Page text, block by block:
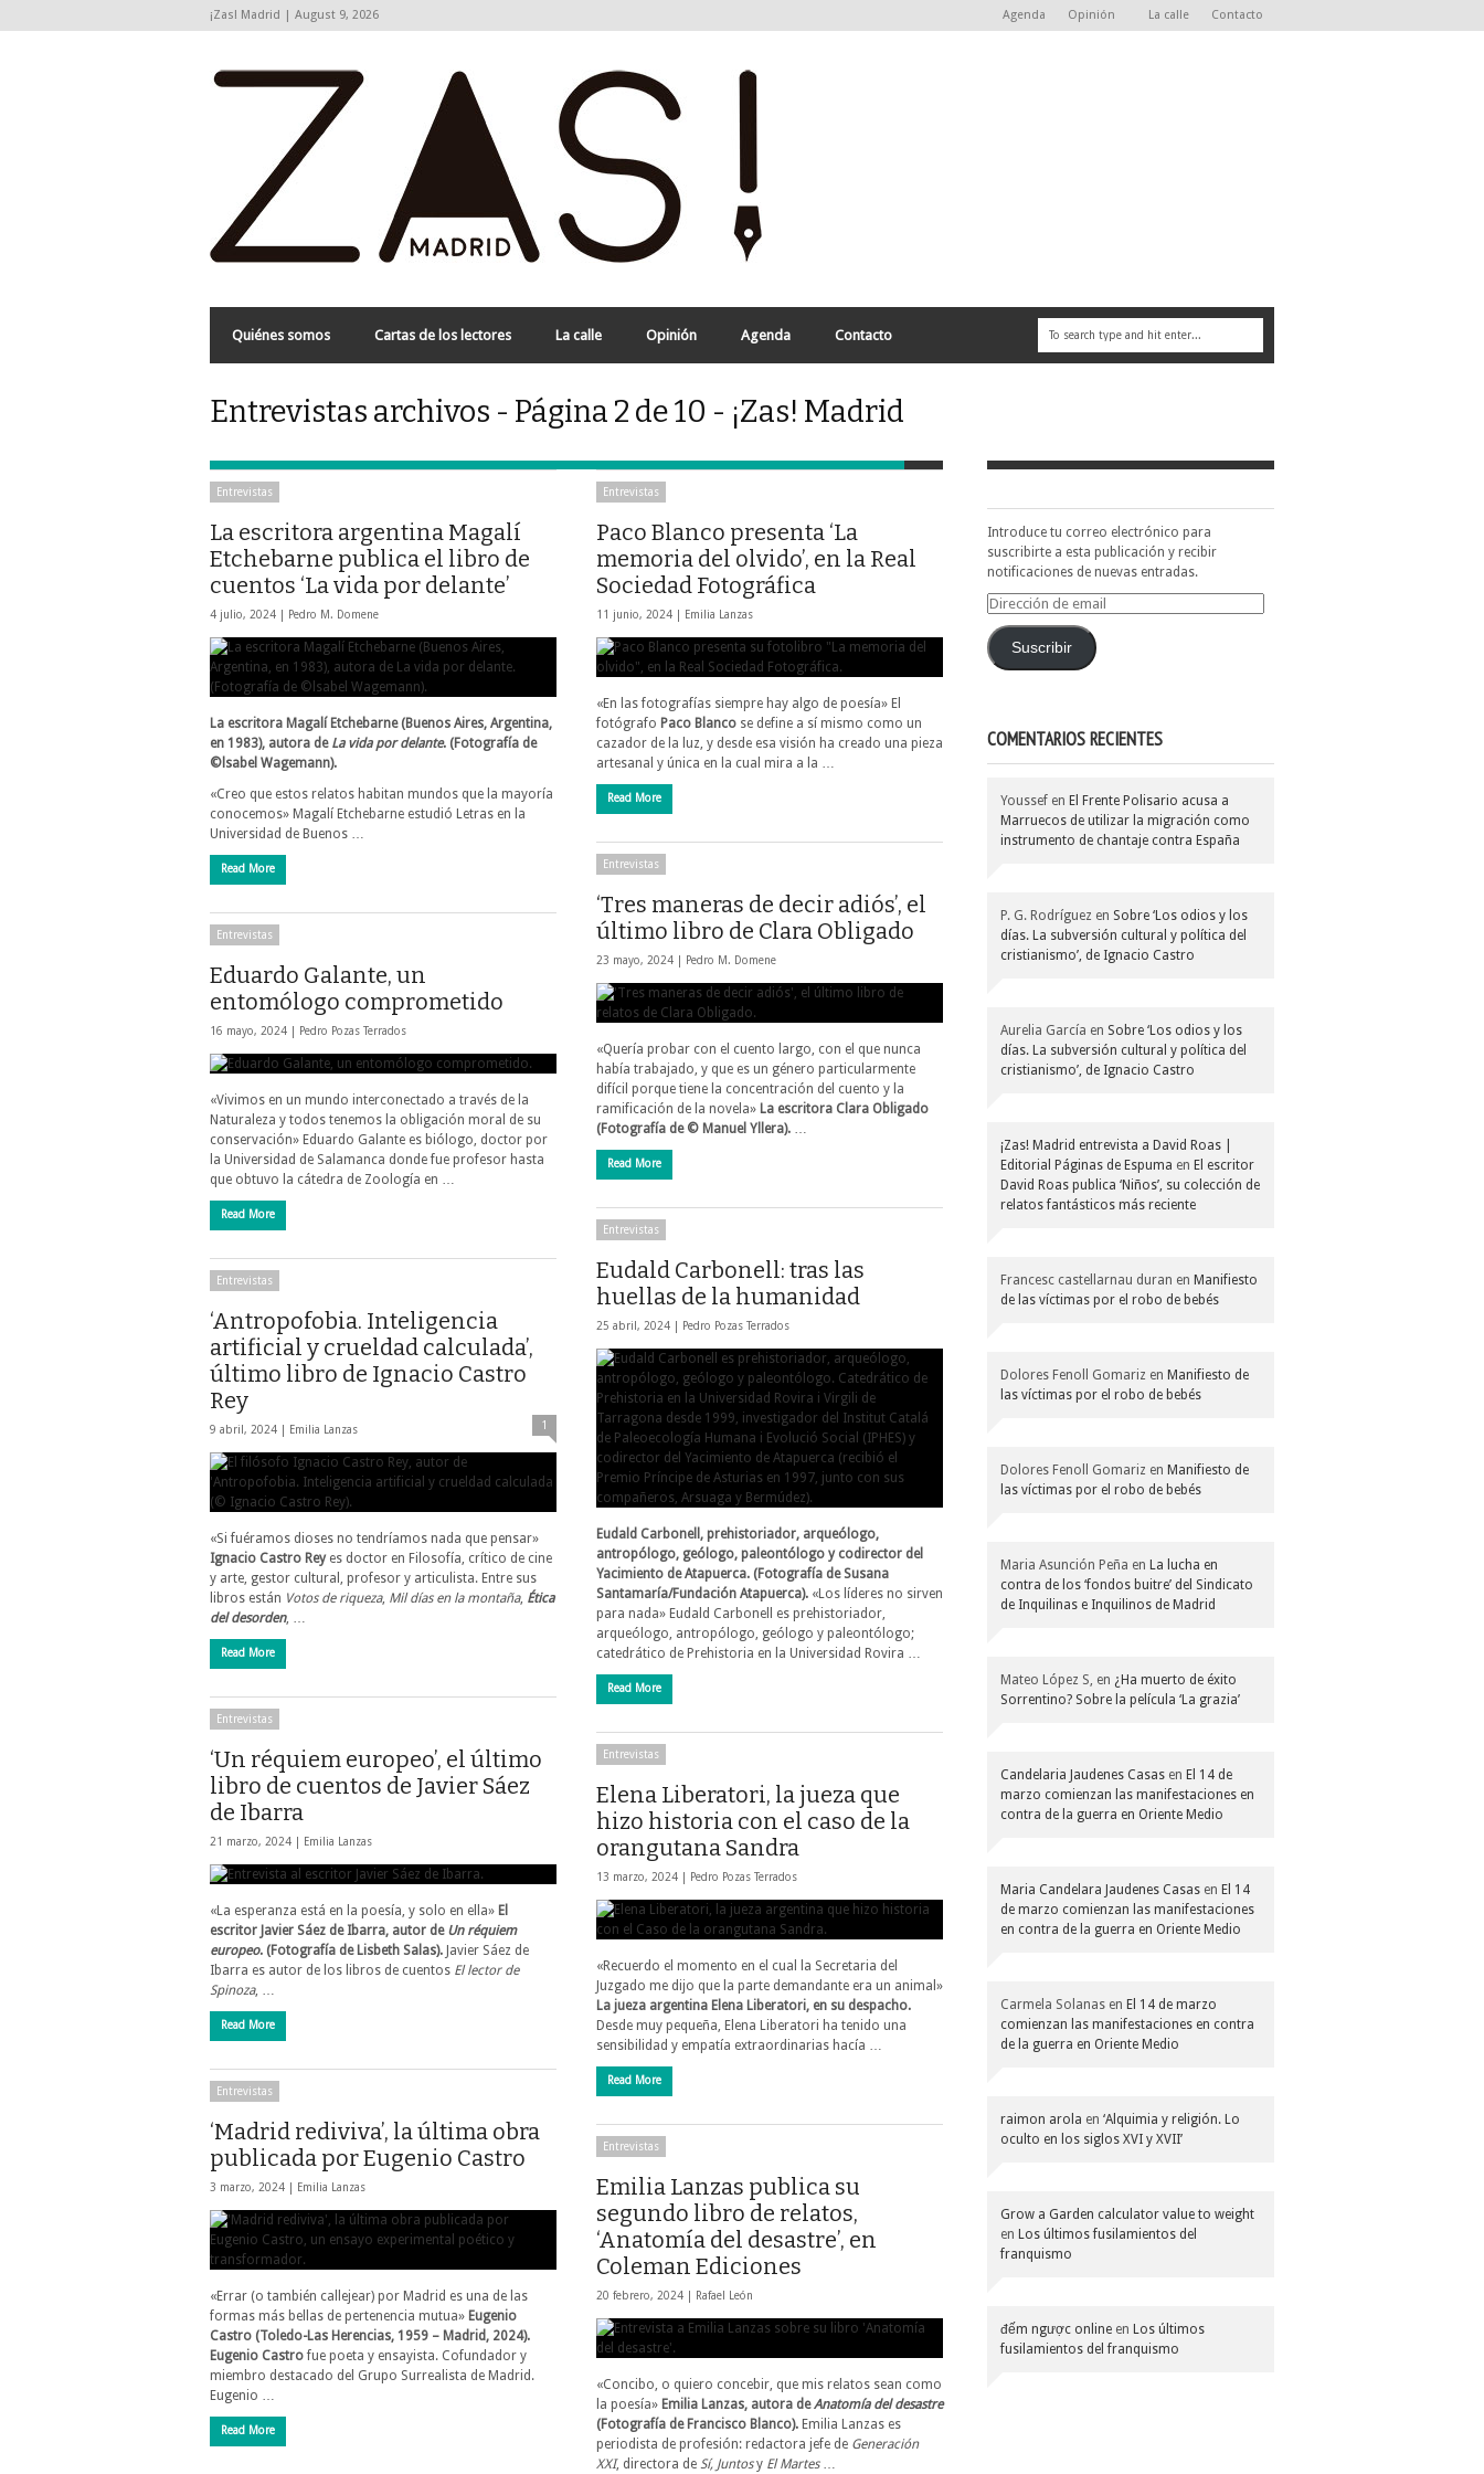
¡Zas! Madrid | August 9, 2026 Agenda Opinión La calle Contacto
Quiénes somos Cartas de los lectores La calle Opinión Agenda Contacto
Entrevistas archivos - Página 2 de 10 - ¡Zas! Madrid
Entrevistas
La escritora argentina Magalí
Etchebarne publica el libro de
cuentos ‘La vida por delante’
4 julio, 2024 | Pedro M. Domene
La escritora Magalí Etchebarne (Buenos Aires, Argentina,
en 1983), autora deLa vida por delante. (Fotografía de
©lsabel Wagemann).
«Creo que estos relatos habitan mundos que la mayoría
conocemos» Magalí Etchebarne estudió Letras en la
Universidad de Buenos …
Read More
Entrevistas
Paco Blanco presenta ‘La
memoria del olvido’, en la Real
Sociedad Fotográfica
11 junio, 2024 | Emilia Lanzas
«En las fotografías siempre hay algo de poesía» El
fotógrafo Paco Blanco se define a sí mismo como un
cazador de la luz, y desde esa visión ha creado una pieza
artesanal y única en la cual mira a la …
Read More
Entrevistas
‘Tres maneras de decir adiós’, el
último libro de Clara Obligado
23 mayo, 2024 | Pedro M. Domene
«Quería probar con el cuento largo, con el que nunca
había trabajado, y que es un género particularmente
difícil porque tiene la concentración del cuento y la
ramificación de la novela» La escritora Clara Obligado
(Fotografía de © Manuel Yllera). …
Read More
Entrevistas
Eduardo Galante, un
entomólogo comprometido
16 mayo, 2024 | Pedro Pozas Terrados
«Vivimos en un mundo interconectado a través de la
Naturaleza y todos tenemos la obligación moral de su
conservación» Eduardo Galante es biólogo, doctor por
la Universidad de Salamanca donde fue profesor hasta
que obtuvo la cátedra de Zoología en …
Read More
Entrevistas
Eudald Carbonell: tras las
huellas de la humanidad
25 abril, 2024 | Pedro Pozas Terrados
Eudald Carbonell, prehistoriador, arqueólogo,
antropólogo, geólogo, paleontólogo y codirector del
Yacimiento de Atapuerca. (Fotografía de Susana
Santamaría/Fundación Atapuerca). «Los líderes no sirven
para nada» Eudald Carbonell es prehistoriador,
arqueólogo, antropólogo, geólogo y paleontólogo;
catedrático de Prehistoria en la Universidad Rovira …
Read More
Entrevistas
‘Antropofobia. Inteligencia
artificial y crueldad calculada’,
último libro de Ignacio Castro
Rey
9 abril, 2024 | Emilia Lanzas 1
«Si fuéramos dioses no tendríamos nada que pensar»
Ignacio Castro Reyes doctor en Filosofía, crítico de cine
y arte, gestor cultural, profesor y articulista. Entre sus
libros están Votos de riqueza, Mil días en la montaña, Ética
del desorden, …
Read More
Entrevistas
‘Un réquiem europeo’, el último
libro de cuentos de Javier Sáez
de Ibarra
21 marzo, 2024 | Emilia Lanzas
«La esperanza está en la poesía, y solo en ella» El
escritor Javier Sáez de Ibarra, autor de Un réquiem
europeo. (Fotografía de Lisbeth Salas). Javier Sáez de
Ibarra es autor de los libros de cuentos El lector de
Spinoza, …
Read More
Entrevistas
Elena Liberatori, la jueza que
hizo historia con el caso de la
orangutana Sandra
13 marzo, 2024 | Pedro Pozas Terrados
«Recuerdo el momento en el cual la Secretaria del
Juzgado me dijo que la parte demandante era un animal»
La jueza argentina Elena Liberatori, en su despacho.
Desde muy pequeña, Elena Liberatori ha tenido una
sensibilidad y empatía extraordinarias hacía …
Read More
Entrevistas
‘Madrid rediviva’, la última obra
publicada por Eugenio Castro
3 marzo, 2024 | Emilia Lanzas
«Errar (o también callejear) por Madrid es una de las
formas más bellas de pertenencia mutua» Eugenio
Castro (Toledo-Las Herencias, 1959 – Madrid, 2024).
Eugenio Castrofue poeta y ensayista. Cofundador y
miembro destacado del Grupo Surrealista de Madrid.
Eugenio …
Read More
Entrevistas
Emilia Lanzas publica su
segundo libro de relatos,
‘Anatomía del desastre’, en
Coleman Ediciones
20 febrero, 2024 | Rafael León
«Concibo, o quiero concebir, que mis relatos sean como
la poesía» Emilia Lanzas, autora deAnatomía del desastre
(Fotografía de Francisco Blanco). Emilia Lanzas es
periodista de profesión: redactora jefe de Generación
XXI, directora de Sí, Juntosy El Martes…
Introduce tu correo electrónico para
suscribirte a esta publicación y recibir
notificaciones de nuevas entradas.
Dirección
emailSuscribir
COMENTARIOS RECIENTES
Youssef en El Frente Polisario acusa a
Marruecos de utilizar la migración como
instrumento de chantaje contra España
P. G. Rodríguez en Sobre ‘Los odios y los
días. La subversión cultural y política del
cristianismo’, de Ignacio Castro
Aurelia García en Sobre ‘Los odios y los
días. La subversión cultural y política del
cristianismo’, de Ignacio Castro
¡Zas! Madrid entrevista a David Roas |
Editorial Páginas de Espuma en El escritor
David Roas publica ‘Niños’, su colección de
relatos fantásticos más reciente
Francesc castellarnau duran en Manifiesto
de las víctimas por el robo de bebés
Dolores Fenoll Gomariz en Manifiesto de
las víctimas por el robo de bebés
Dolores Fenoll Gomariz en Manifiesto de
las víctimas por el robo de bebés
Maria Asunción Peña en La lucha en
contra de los ‘fondos buitre’ del Sindicato
de Inquilinas e Inquilinos de Madrid
Mateo López S, en ¿Ha muerto de éxito
Sorrentino? Sobre la película ‘La grazia’
Candelaria Jaudenes Casas en El 14 de
marzo comienzan las manifestaciones en
contra de la guerra en Oriente Medio
Maria Candelara Jaudenes Casas en El 14
de marzo comienzan las manifestaciones
en contra de la guerra en Oriente Medio
Carmela Solanas en El 14 de marzo
comienzan las manifestaciones en contra
de la guerra en Oriente Medio
raimon arola en ‘Alquimia y religión. Lo
oculto en los siglos XVI y XVII’
Grow a Garden calculator value to weight
en Los últimos fusilamientos del
franquismo
đếm ngược online en Los últimos
fusilamientos del franquismo